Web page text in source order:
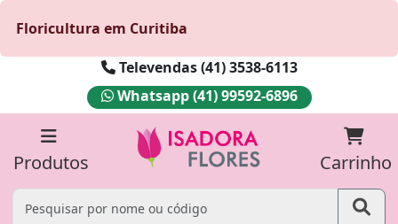
Floricultura em Curitiba
Televendas (41) 3538-6113
Whatsapp (41) 99592-6896
Produtos Carrinho